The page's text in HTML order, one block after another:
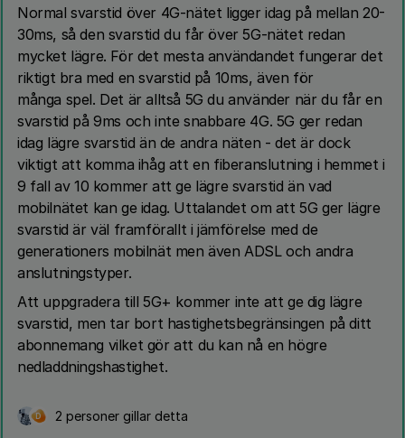
Normal svarstid över 4G-nätet ligger idag på mellan 20-
30ms, så den svarstid du får över 5G-nätet redan
mycket lägre. För det mesta användandet fungerar det
riktigt bra med en svarstid på 10ms, även för
många spel. Det är alltså 5G du använder när du får en
svarstid på 9ms och inte snabbare 4G. 5G ger redan
idag lägre svarstid än de andra näten - det är dock
viktigt att komma ihåg att en fiberanslutning i hemmet i
9 fall av 10 kommer att ge lägre svarstid än vad
mobilnätet kan ge idag. Uttalandet om att 5G ger lägre
svarstid är väl framförallt i jämförelse med de
generationers mobilnät men även ADSL och andra
anslutningstyper.
Att uppgradera till 5G+ kommer inte att ge dig lägre
svarstid, men tar bort hastighetsbegränsingen på ditt
abonnemang vilket gör att du kan nå en högre
nedladdningshastighet.
D 2 personer gillar detta